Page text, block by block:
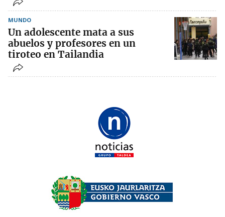
MUNDO
Un adolescente mata a sus
abuelos y profesores en un
tiroteo en Tailandia